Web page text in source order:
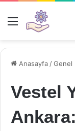
Menü
Anasayfa /Genel
Vestel